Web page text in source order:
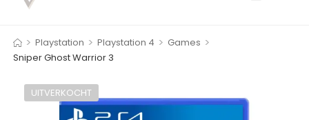
> Playstation > Playstation 4 > Games >
Sniper Ghost Warrior 3
UITVERKOCHT